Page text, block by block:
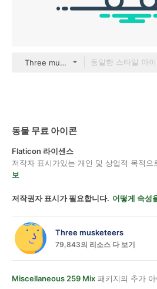
Three musketeers outline
동물 무료 아이콘
Flaticon 라이센스
저작자 표시가있는 개인 및 상업적 목적으
보
저작권자 표시가 필요합니다. 어떻게 속성
Three musketeers
79,843의 리소스 다 보기
Miscellaneous 259 Mix 패키지의 추가 아